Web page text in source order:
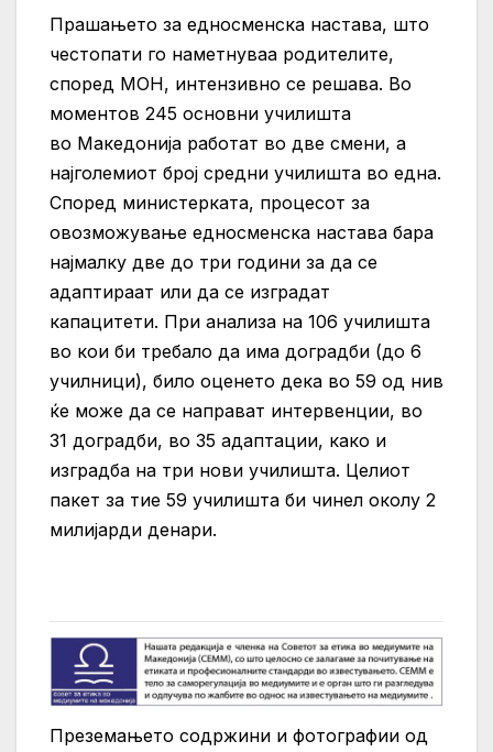
Прашањето за едносменска настава, што
честопати го наметнуваа родителите,
според МОН, интензивно се решава. Во
моментов 245 основни училишта
во Македонија работат во две смени, а
најголемиот број средни училишта во една.
Според министерката, процесот за
овозможување едносменска настава бара
најмалку две до три години за да се
адаптираат или да се изградат
капацитети. При анализа на 106 училишта
во кои би требало да има доградби (до 6
училници), било оценето дека во 59 од нив
ќе може да се направат интервенции, во
31 доградби, во 35 адаптации, како и
изградба на три нови училишта. Целиот
пакет за тие 59 училишта би чинел околу 2
милијарди денари.
Преземањето содржини и фотографии од